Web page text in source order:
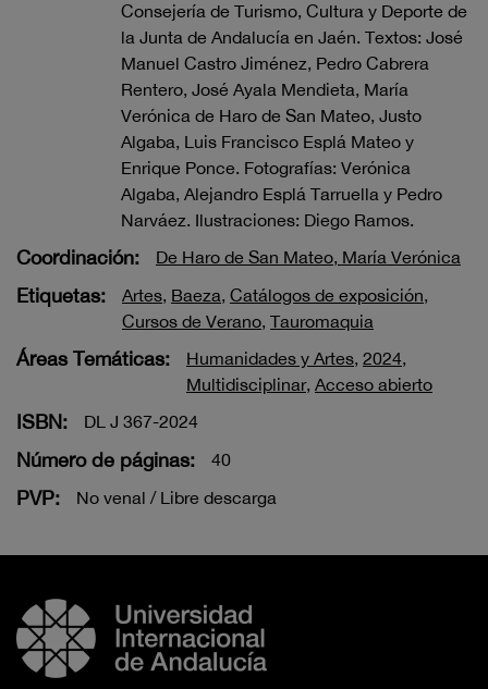
Consejería de Turismo, Cultura y Deporte de
la Junta de Andalucía en Jaén. Textos: José
Manuel Castro Jiménez, Pedro Cabrera
Rentero, José Ayala Mendieta, María
Verónica de Haro de San Mateo, Justo
Algaba, Luis Francisco Esplá Mateo y
Enrique Ponce. Fotografías: Verónica
Algaba, Alejandro Esplá Tarruella y Pedro
Narváez. Ilustraciones: Diego Ramos.
Coordinación: De Haro de San Mateo, María Verónica
Etiquetas: Artes, Baeza, Catálogos de exposición,
Cursos de Verano, Tauromaquia
Áreas Temáticas: Humanidades y Artes, 2024,
Multidisciplinar, Acceso abierto
ISBN: DL J 367-2024
Número de páginas: 40
PVP: No venal / Libre descarga